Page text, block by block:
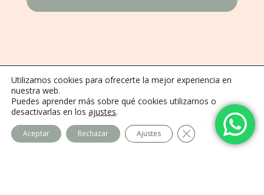
Centro Imago
Contacto
Utilizamos cookies para ofrecerte la mejor experiencia en
nuestra web.
Puedes aprender más sobre qué cookies utilizamos o
desactivarlas en los ajustes.
Aceptar Rechazar Ajustes Cerrar el banner de